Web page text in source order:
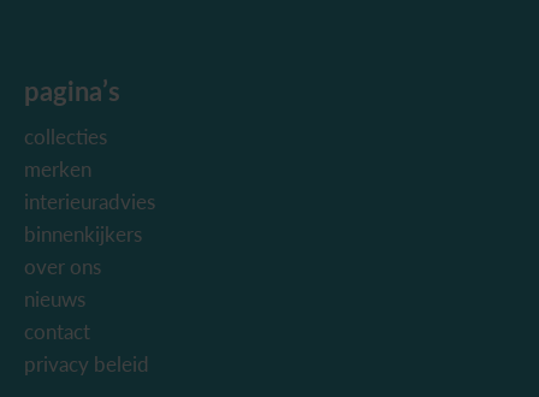
pagina’s
collecties
merken
interieuradvies
binnenkijkers
over ons
nieuws
contact
privacy beleid